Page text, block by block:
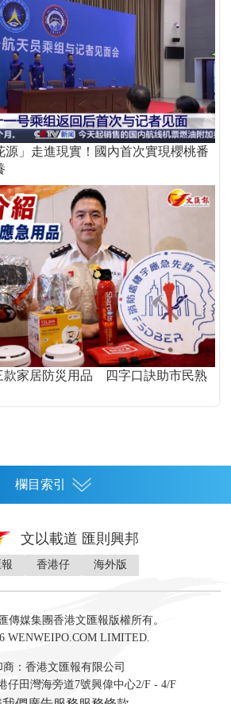
源」走進現實！國內首次實現櫻桃番
款家居防災用品 四字口訣助市民熟
欄目索引
投資 財評 數字經濟
直播 經湋論
文學
文以載道 匯則興邦
香港仔 海外版
傳媒集團香港文匯報版權所有。
WENWEIPO.COM LIMITED.
商：香港文匯報有限公司
仔田灣海旁道7號興偉中心2/F - 4/F